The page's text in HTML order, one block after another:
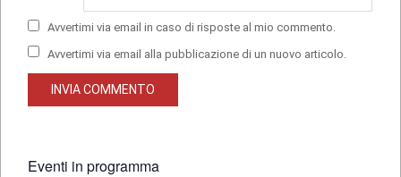
Avvertimi via email in caso di risposte al mio commento.
Avvertimi via email alla pubblicazione di un nuovo articolo.
Eventi in programma